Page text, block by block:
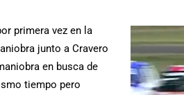
primera vez en la
junto a Cravero
en busca de
tiempo pero